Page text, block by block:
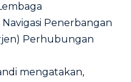
Penerbangan
Perhubungan
mengatakan,